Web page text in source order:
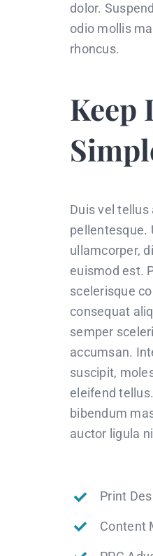
dolor.
odio mollis
rhoncus.
Keep
Duis vel
pellentesque.
ullamcorper,
euismod est.
scelerisque
consequat
semper
accumsan.
suscipit,
eleifend
bibendum
auctor ligula
Print
Content